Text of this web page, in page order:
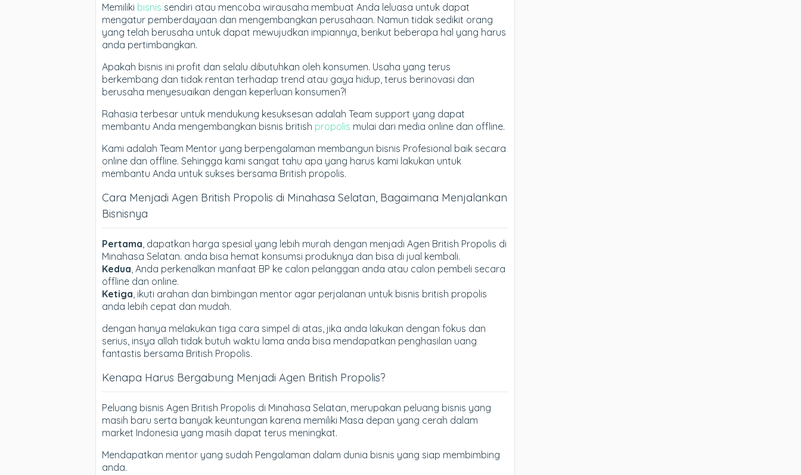
Memiliki bisnis sendiri atau mencoba wirausaha membuat Anda leluasa untuk dapat
mengatur pemberdayaan dan mengembangkan perusahaan. Namun tidak sedikit orang
yang telah berusaha untuk dapat mewujudkan impiannya, berikut beberapa hal yang harus
anda pertimbangkan.
Apakah bisnis ini profit dan selalu dibutuhkan oleh konsumen. Usaha yang terus
berkembang dan tidak rentan terhadap trend atau gaya hidup, terus berinovasi dan
berusaha menyesuaikan dengan keperluan konsumen?!
Rahasia terbesar untuk mendukung kesuksesan adalah Team support yang dapat
membantu Anda mengembangkan bisnis british propolis mulai dari media online dan offline.
Kami adalah Team Mentor yang berpengalaman membangun bisnis Profesional baik secara
online dan offline. Sehingga kami sangat tahu apa yang harus kami lakukan untuk
membantu Anda untuk sukses bersama British propolis.
Cara Menjadi Agen British Propolis di Minahasa Selatan, Bagaimana Menjalankan
Bisnisnya
Pertama , dapatkan harga spesial yang lebih murah dengan menjadi Agen British Propolis di
Minahasa Selatan. anda bisa hemat konsumsi produknya dan bisa di jual kembali.
Kedua , Anda perkenalkan manfaat BP ke calon pelanggan anda atau calon pembeli secara
offline dan online.
Ketiga , ikuti arahan dan bimbingan mentor agar perjalanan untuk bisnis british propolis
anda lebih cepat dan mudah.
dengan hanya melakukan tiga cara simpel di atas, jika anda lakukan dengan fokus dan
serius, insya allah tidak butuh waktu lama anda bisa mendapatkan penghasilan uang
fantastis bersama British Propolis.
Kenapa Harus Bergabung Menjadi Agen British Propolis?
Peluang bisnis Agen British Propolis di Minahasa Selatan, merupakan peluang bisnis yang
masih baru serta banyak keuntungan karena memiliki Masa depan yang cerah dalam
market Indonesia yang masih dapat terus meningkat.
Mendapatkan mentor yang sudah Pengalaman dalam dunia bisnis yang siap membimbing
anda.